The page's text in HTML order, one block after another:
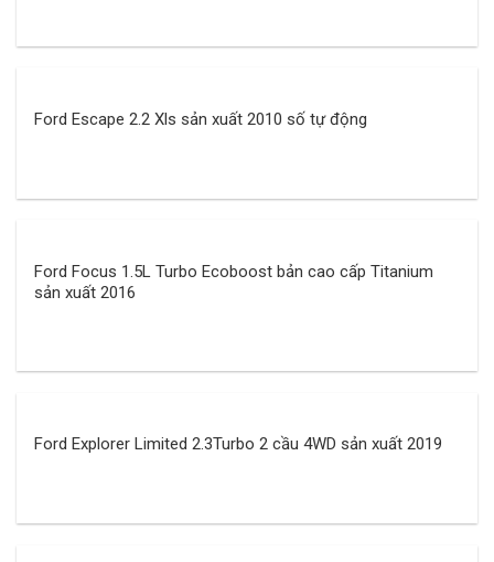
Ford Escape 2.2 Xls sản xuất 2010 số tự động
Ford Focus 1.5L Turbo Ecoboost bản cao cấp Titanium
sản xuất 2016
Ford Explorer Limited 2.3Turbo 2 cầu 4WD sản xuất 2019